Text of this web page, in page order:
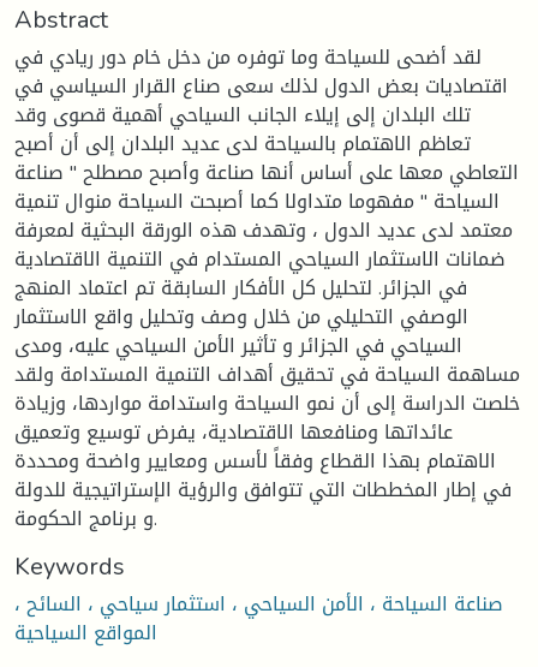
Abstract
لقد أضحى للسياحة وما توفره من دخل خام دور ريادي في
اقتصاديات بعض الدول لذلك سعى صناع القرار السياسي في
تلك البلدان إلى إيلاء الجانب السياحي أهمية قصوى وقد
تعاظم الاهتمام بالسياحة لدى عديد البلدان إلى أن أصبح
التعاطي معها على أساس أنها صناعة وأصبح مصطلح " صناعة
السياحة " مفهوما متداولا كما أصبحت السياحة منوال تنمية
معتمد لدى عديد الدول ، وتهدف هذه الورقة البحثية لمعرفة
ضمانات الاستثمار السياحي المستدام في التنمية الاقتصادية
في الجزائر. لتحليل كل الأفكار السابقة تم اعتماد المنهج
الوصفي التحليلي من خلال وصف وتحليل واقع الاستثمار
السياحي في الجزائر و تأثير الأمن السياحي عليه، ومدى
مساهمة السياحة في تحقيق أهداف التنمية المستدامة ولقد
خلصت الدراسة إلى أن نمو السياحة واستدامة مواردها، وزيادة
عائداتها ومنافعها الاقتصادية، يفرض توسيع وتعميق
الاهتمام بهذا القطاع وفقاً لأسس ومعايير واضحة ومحددة
في إطار المخططات التي تتوافق والرؤية الإستراتيجية للدولة
و برنامج الحكومة.
Keywords
صناعة السياحة ، الأمن السياحي ، استثمار سياحي ، السائح ،
المواقع السياحية